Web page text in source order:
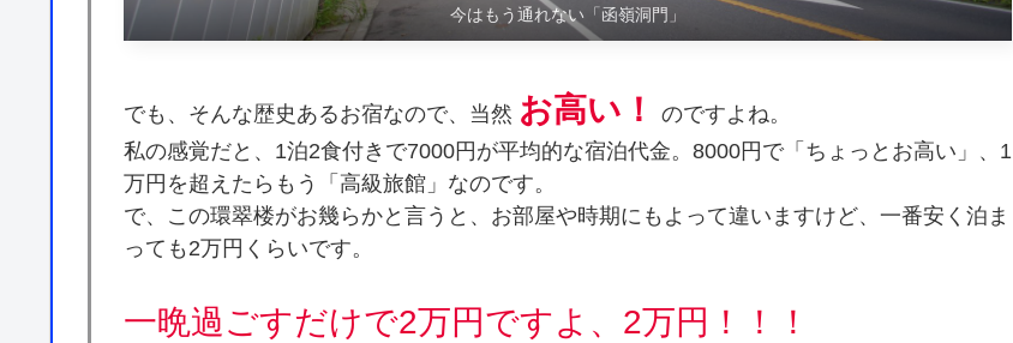
今はもう通れない「函嶺洞門」
でも、そんな歴史あるお宿なので、当然 お高い！
のですよね。
私の感覚だと、1泊2食付きで7000円が平均的な宿泊代金。8000円で「ちょっとお高い」、1
万円を超えたらもう「高級旅館」なのです。
で、この環翠楼がお幾らかと言うと、お部屋や時期にもよって違いますけど、一番安く泊ま
っても2万円くらいです。
一晩過ごすだけで2万円ですよ、2万円！！！